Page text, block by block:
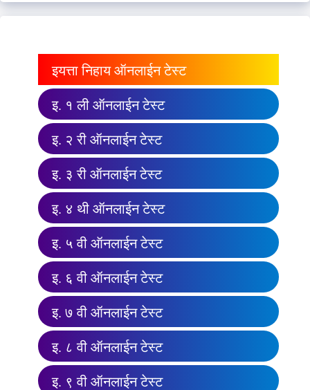
इयत्ता निहाय ऑनलाईन टेस्ट
इ. १ ली ऑनलाईन टेस्ट
इ. २ री ऑनलाईन टेस्ट
इ. ३ री ऑनलाईन टेस्ट
इ. ४ थी ऑनलाईन टेस्ट
इ. ५ वी ऑनलाईन टेस्ट
इ. ६ वी ऑनलाईन टेस्ट
इ. ७ वी ऑनलाईन टेस्ट
इ. ८ वी ऑनलाईन टेस्ट
इ. ९ वी ऑनलाईन टेस्ट